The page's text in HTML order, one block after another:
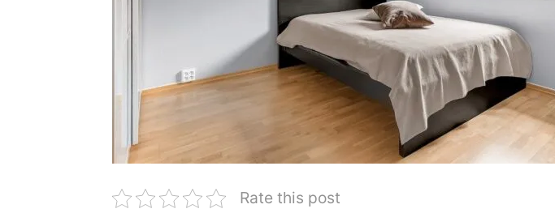
Rate this post